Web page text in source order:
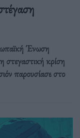
Ένωση
στεγαστική κρίση
παρουσίασε στο